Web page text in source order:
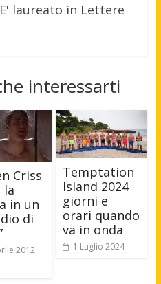
laureato in Lettere
interessarti
Criss
la
in un
di
2012
Temptation
Island 2024
giorni e
orari quando
va in onda
1 Luglio 2024